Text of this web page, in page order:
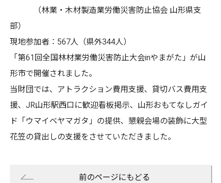
（林業・木材製造業労働災害防止協会 山形県支
部）
現地参加者：567人（県外344人）
「第61回全国林材業労働災害防止大会inやまがた」が山
形市で開催されました。
当財団では、アトラクション費用支援、貸切バス費用支
援、JR山形駅西口に歓迎看板掲示、山形おもてなしガイ
ド「ウマイベヤマガタ」の提供、懇親会場の装飾に大型
花笠の貸出しの支援をさせていただきました。
前のページにもどる